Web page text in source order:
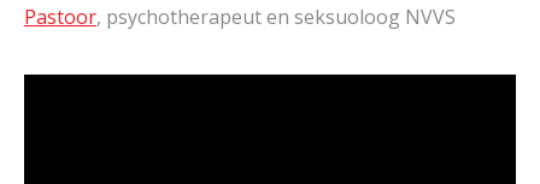
Pastoor, psychotherapeut en seksuoloog NVVS